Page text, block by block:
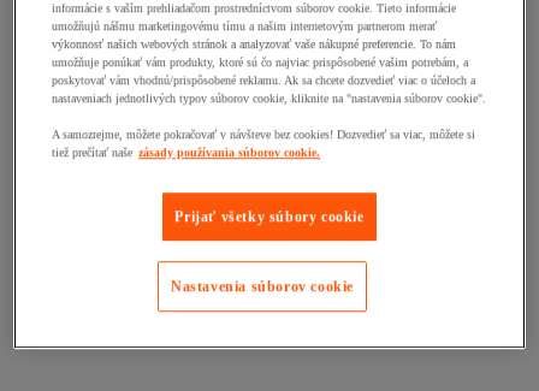
informácie s vaším prehliadačom prostredníctvom súborov cookie. Tieto informácie
umožňujú nášmu marketingovému tímu a našim internetovým partnerom merať
výkonnosť našich webových stránok a analyzovať vaše nákupné preferencie. To nám
umožňuje ponúkať vám produkty, ktoré sú čo najviac prispôsobené vašim potrebám, a
poskytovať vám vhodnú/prispôsobené reklamu. Ak sa chcete dozvedieť viac o účeloch a
nastaveniach jednotlivých typov súborov cookie, kliknite na "nastavenia súborov cookie".
A samozrejme, môžete pokračovať v návšteve bez cookies! Dozvedieť sa viac, môžete si
tiež prečítať naše zásady používania súborov cookie.
Prijať všetky súbory cookie
Nastavenia súborov cookie